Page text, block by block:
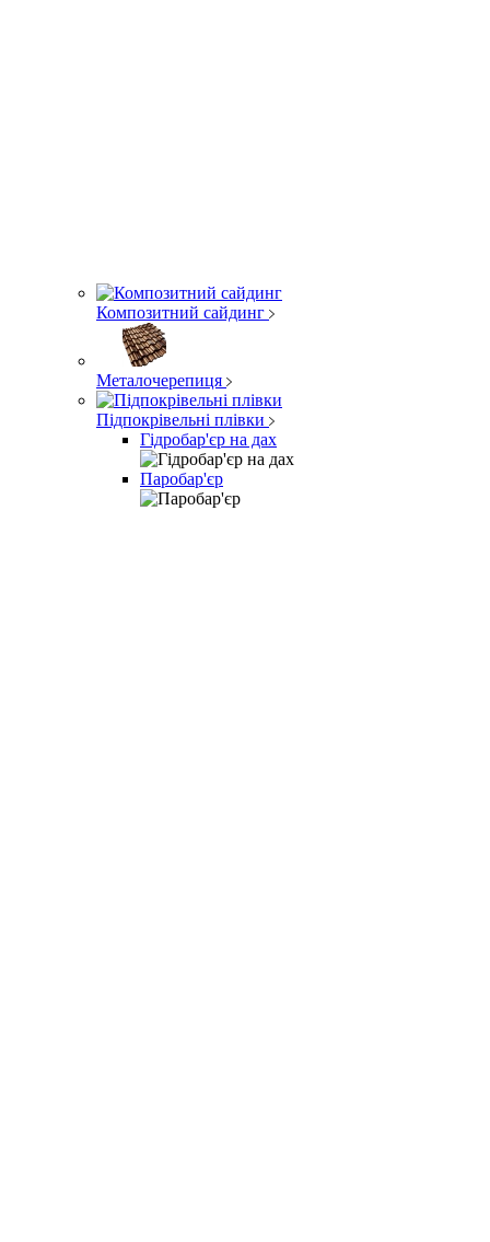
Композитний сайдинг
Металочерепиця
Підпокрівельні плівки
Гідробар'єр на дах
Паробар'єр